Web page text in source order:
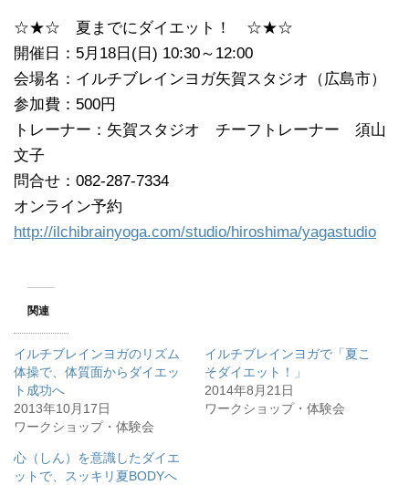
☆★☆ 夏までにダイエット！ ☆★☆
開催日：5月18日(日) 10:30～12:00
会場名：イルチブレインヨガ矢賀スタジオ（広島市）
参加費：500円
トレーナー：矢賀スタジオ チーフトレーナー 須山
文子
問合せ：082-287-7334
オンライン予約
http://ilchibrainyoga.com/studio/hiroshima/yagastudio
関連
イルチブレインヨガのリズム
体操で、体質面からダイエッ
ト成功へ
2013年10月17日
ワークショップ・体験会
イルチブレインヨガで「夏こ
そダイエット！」
2014年8月21日
ワークショップ・体験会
心（しん）を意識したダイエ
ットで、スッキリ夏BODYへ